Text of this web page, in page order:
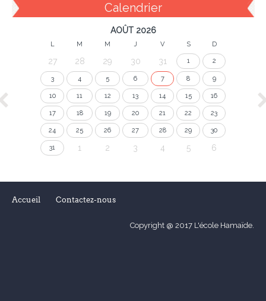
Calendrier
AOÛT 2026
L M M J V S D
27 28 29 30 31 1 2
3 4 5 6 7 8 9
10 11 12 13 14 15 16
17 18 19 20 21 22 23
24 25 26 27 28 29 30
31 1 2 3 4 5 6
Accueil Contactez-nous
Copyright @ 2017 L'école Hamaïde.